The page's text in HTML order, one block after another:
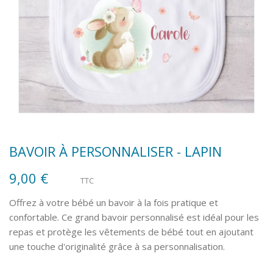
BAVOIR À PERSONNALISER - LAPIN
9,00 €
TTC
Offrez à votre bébé un bavoir à la fois pratique et
confortable. Ce grand bavoir personnalisé est idéal pour les
repas et protège les vêtements de bébé tout en ajoutant
une touche d'originalité grâce à sa personnalisation.